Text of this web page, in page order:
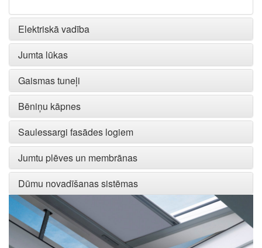
Elektriskā vadība
Jumta lūkas
Gaismas tuneļi
Bēniņu kāpnes
Saulessargi fasādes logiem
Jumtu plēves un membrānas
Dūmu novadīšanas sistēmas